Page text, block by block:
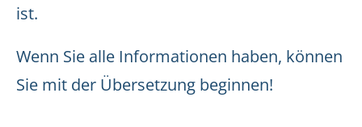
ist.
Wenn Sie alle Informationen haben, können
Sie mit der Übersetzung beginnen!